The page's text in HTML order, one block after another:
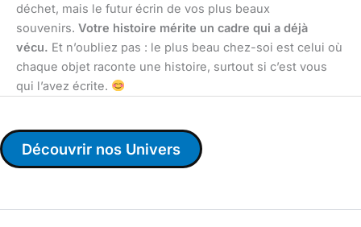
déchet, mais le futur écrin de vos plus beaux
souvenirs. Votre histoire mérite un cadre qui a déjà
vécu. Et n’oubliez pas : le plus beau chez-soi est celui où
chaque objet raconte une histoire, surtout si c’est vous
qui l’avez écrite.
Découvrir nos Univers